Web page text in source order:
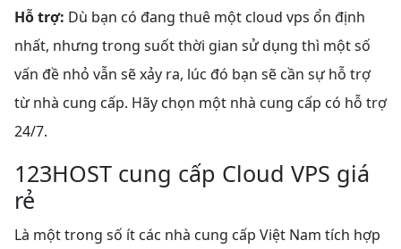
Hỗ trợ: Dù bạn có đang thuê một cloud vps ổn định
nhất, nhưng trong suốt thời gian sử dụng thì một số
vấn đề nhỏ vẫn sẽ xảy ra, lúc đó bạn sẽ cần sự hỗ trợ
từ nhà cung cấp. Hãy chọn một nhà cung cấp có hỗ trợ
24/7.
123HOST cung cấp Cloud VPS giá
rẻ
Là một trong số ít các nhà cung cấp Việt Nam tích hợp